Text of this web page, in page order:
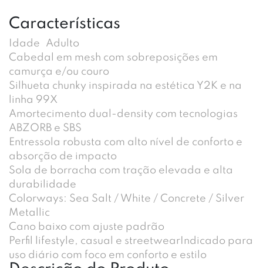
Características
Idade
Adulto
Cabedal em mesh com sobreposições em
camurça e/ou couro
Silhueta chunky inspirada na estética Y2K e na
linha 99X
Amortecimento dual-density com tecnologias
ABZORB e SBS
Entressola robusta com alto nível de conforto e
absorção de impacto
Sola de borracha com tração elevada e alta
durabilidade
Colorways: Sea Salt / White / Concrete / Silver
Metallic
Cano baixo com ajuste padrão
Perfil lifestyle, casual e streetwearIndicado para
uso diário com foco em conforto e estilo